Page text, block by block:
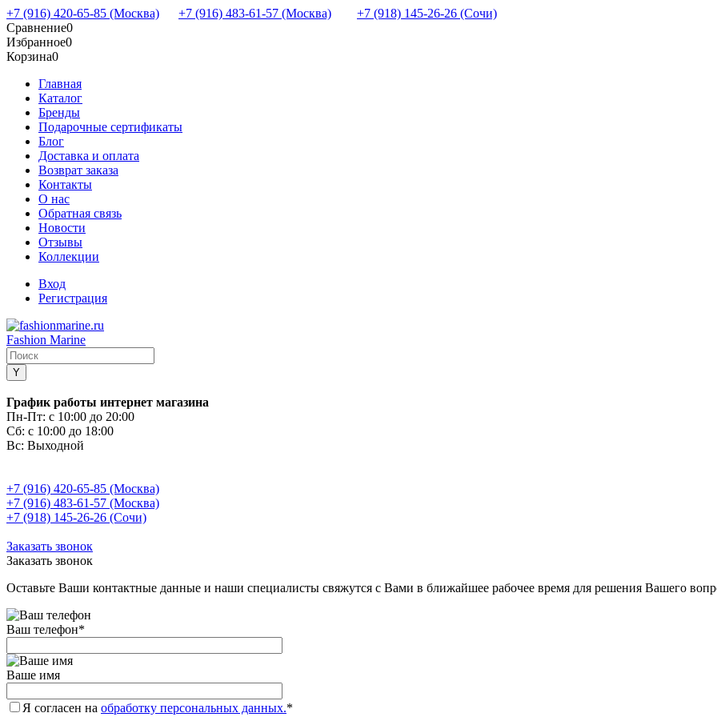
+7 (916) 420-65-85 (Москва) +7 (916) 483-61-57 (Москва)
+7 (918) 145-26-26 (Сочи)
Сравнение0
Избранное0
Корзина0
Главная
Каталог
Бренды
Подарочные сертификаты
Блог
Доставка и оплата
Возврат заказа
Контакты
О нас
Обратная связь
Новости
Отзывы
Коллекции
Вход
Регистрация
Fashion Marine
График работы интернет магазина
Пн-Пт: с 10:00 до 20:00
Сб: с 10:00 до 18:00
Вс: Выходной
+7 (916) 420-65-85 (Москва)
+7 (916) 483-61-57 (Москва)
+7 (918) 145-26-26 (Сочи)
Заказать звонок
Заказать звонок
Оставьте Ваши контактные данные и наши специалисты свяжутся с Вами в ближайшее рабочее время для решения Вашего
Ваш телефон*
Ваше имя
Я согласен на обработку персональных данных.*